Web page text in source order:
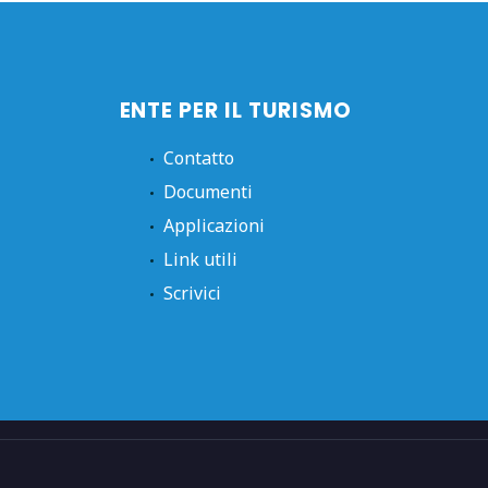
ENTE PER IL TURISMO
Contatto
Documenti
Applicazioni
Link utili
Scrivici